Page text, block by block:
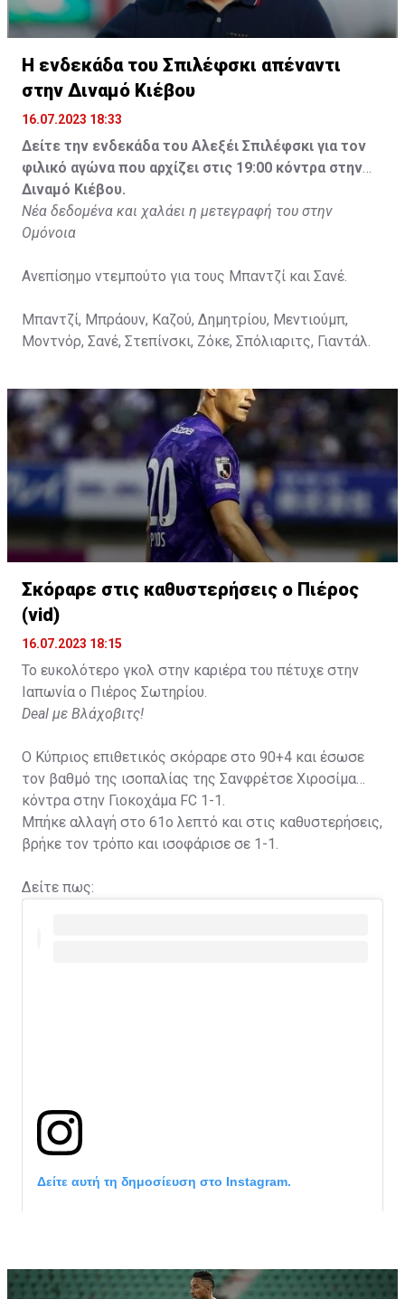
Η ενδεκάδα του Σπιλέφσκι απέναντι
στην Διναμό Κιέβου
16.07.2023 18:33
Δείτε την ενδεκάδα του Αλεξέι Σπιλέφσκι για τον
φιλικό αγώνα που αρχίζει στις 19:00 κόντρα στην
Διναμό Κιέβου.
Νέα δεδομένα και χαλάει η μετεγραφή του στην
Ομόνοια
Ανεπίσημο ντεμπούτο για τους Μπαντζί και Σανέ.
Μπαντζί, Μπράουν, Καζού, Δημητρίου, Μεντιούμπ,
Μοντνόρ, Σανέ, Στεπίνσκι, Ζόκε, Σπόλιαριτς, Γιαντάλ.
Σκόραρε στις καθυστερήσεις ο Πιέρος
(vid)
16.07.2023 18:15
Το ευκολότερο γκολ στην καριέρα του πέτυχε στην
Ιαπωνία ο Πιέρος Σωτηρίου.
Deal με Βλάχοβιτς!
Ο Κύπριος επιθετικός σκόραρε στο 90+4 και έσωσε
τον βαθμό της ισοπαλίας της Σανφρέτσε Χιροσίμα
κόντρα στην Γιοκοχάμα FC 1-1.
Μπήκε αλλαγή στο 61ο λεπτό και στις καθυστερήσεις,
βρήκε τον τρόπο και ισοφάρισε σε 1-1.
Δείτε πως:
Δείτε αυτή τη δημοσίευση στο Instagram.